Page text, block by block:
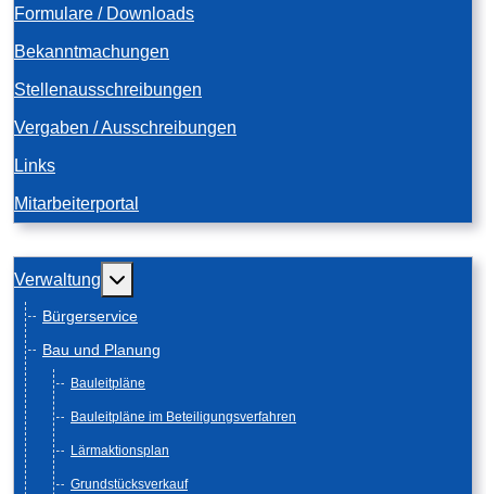
Formulare / Downloads
Bekanntmachungen
Stellenausschreibungen
Vergaben / Ausschreibungen
Links
Mitarbeiterportal
Verwaltung Weitere Informationen: Verwaltung
Bürgerservice
Bau und Planung
Bauleitpläne
Bauleitpläne im Beteiligungsverfahren
Lärmaktionsplan
Grundstücksverkauf